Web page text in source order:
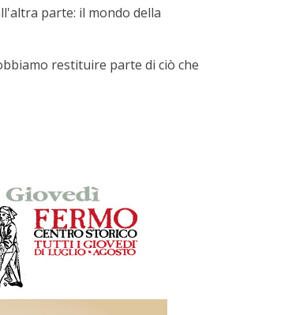
parte: il mondo della
restituire parte di ciò che